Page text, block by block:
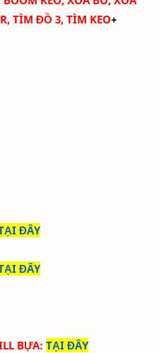
TÌM ĐỒ 3, TÌM KEO+
ĐÂY
ĐÂY
BỰA: TẠI ĐÂY